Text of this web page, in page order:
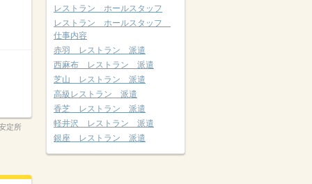
定所
レストラン ホールスタッフ
レストラン ホールスタッフ
仕事内容
赤羽 レストラン 派遣
西麻布 レストラン 派遣
芝山 レストラン 派遣
高級レストラン 派遣
香芝 レストラン 派遣
軽井沢 レストラン 派遣
銀座 レストラン 派遣